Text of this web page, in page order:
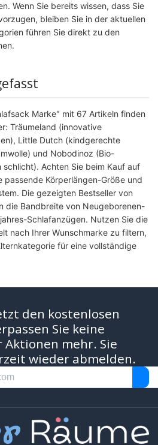
Wenn Sie bereits wissen, dass Sie
bleiben Sie in der aktuellen
führen Sie direkt zu den
Marke" mit 67 Artikeln finden
Träumeland (innovative
Little Dutch (kindgerechte
und Nobodinoz (Bio-
schlicht). Achten Sie beim Kauf auf
passende Körperlängen-Größe und
Die gezeigten Bestseller von
die Bandbreite von Neugeborenen-
Schlafanzügen. Nutzen Sie die
nach Ihrer Wunschmarke zu filtern,
für eine vollständige
den kostenlosen
Sie keine
mehr. Sie
wieder abmelden.